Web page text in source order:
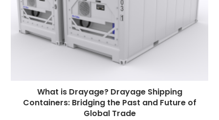
What is Drayage? Drayage Shipping
Containers: Bridging the Past and Future of
Global Trade